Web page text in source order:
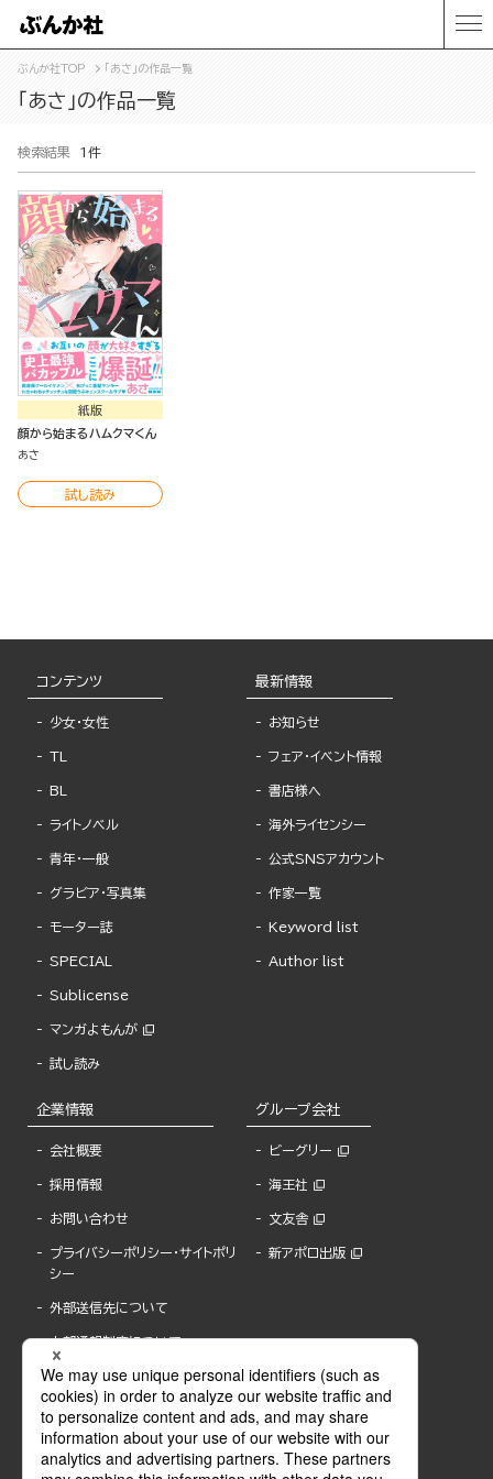
ぶんか社TOP 「あさ」の作品一覧
「あさ」の作品一覧
検索結果 1件
紙版
顔から始まるハムクマくん
あさ
試し読み
コンテンツ
少女・女性
TL
BL
ライトノベル
青年・一般
グラビア・写真集
モーター誌
SPECIAL
Sublicense
マンガよもんが
試し読み
最新情報
お知らせ
フェア・イベント情報
書店様へ
海外ライセンシー
公式SNSアカウント
作家一覧
Keyword list
Author list
企業情報
会社概要
採用情報
お問い合わせ
プライバシーポリシー・サイトポリ
シー
外部送信先について
内部通報制度について
グループ会社
ビーグリー
海王社
文友舎
新アポロ出版